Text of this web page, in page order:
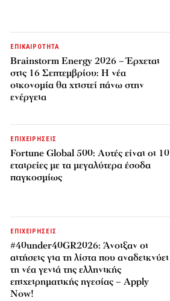
ΕΠΙΚΑΙΡΟΤΗΤΑ
Brainstorm Energy 2026 – Έρχεται
στις 16 Σεπτεμβρίου: Η νέα
οικονομία θα χτιστεί πάνω στην
ενέργεια
ΕΠΙΧΕΙΡΗΣΕΙΣ
Fortune Global 500: Αυτές είναι οι 10
εταιρείες με τα μεγαλύτερα έσοδα
παγκοσμίως
ΕΠΙΧΕΙΡΗΣΕΙΣ
#40under40GR2026: Άνοιξαν οι
αιτήσεις για τη λίστα που αναδεικνύει
τη νέα γενιά της ελληνικής
επιχειρηματικής ηγεσίας – Apply
Now!